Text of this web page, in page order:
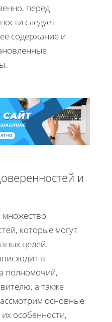
перед
следует
содержание и
и
множество
которые могут
целей.
в
полномочий,
а также
основные
особенности,